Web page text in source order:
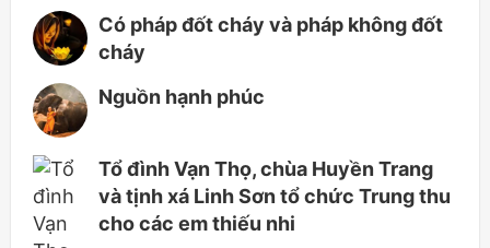
Có pháp đốt cháy và pháp không đốt
cháy
Nguồn hạnh phúc
Tổ đình Vạn Thọ, chùa Huyền Trang
và tịnh xá Linh Sơn tổ chức Trung thu
cho các em thiếu nhi